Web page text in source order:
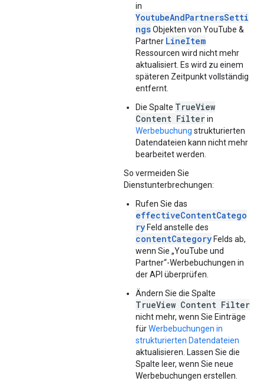
in
YoutubeAndPartnersSetti
ngsObjekten von YouTube &
Partner LineItem
Ressourcen wird nicht mehr
aktualisiert. Es wird zu einem
späteren Zeitpunkt vollständig
entfernt.
Die Spalte TrueView
Content Filterin
Werbebuchung strukturierten
Datendateien kann nicht mehr
bearbeitet werden.
So vermeiden Sie
Dienstunterbrechungen:
Rufen Sie das
effectiveContentCatego
ry Feld anstelle des
contentCategory Felds ab,
wenn Sie „YouTube und
Partner“-Werbebuchungen in
der API überprüfen.
Ändern Sie die Spalte
TrueView Content Filter
nicht mehr, wenn Sie Einträge
fürWerbebuchungen in
strukturierten Datendateien
aktualisieren. Lassen Sie die
Spalte leer, wenn Sie neue
Werbebuchungen erstellen.